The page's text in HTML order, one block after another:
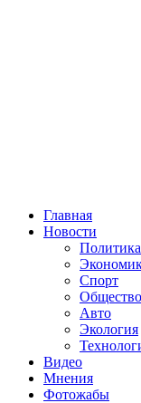
Главная
Новости
Политика
Спорт
Общество
Авто
Экология
Видео
Мнения
Фотожабы